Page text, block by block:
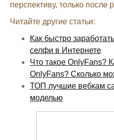
перспективу, только после
Читайте другие статьи:
Как быстро
селфи в Интернете
Что такое OnlyFans?
OnlyFans? Сколько
ТОП лучшие вебкам
моделью